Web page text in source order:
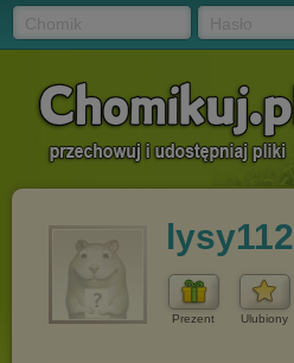
lysy112
Prezent Ulubiony